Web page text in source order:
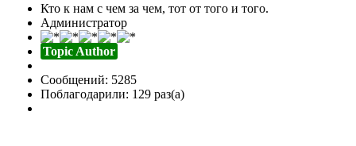
Кто к нам с чем за чем, тот от того и того.
Администратор
Topic Author
Сообщений: 5285
Поблагодарили: 129 раз(а)